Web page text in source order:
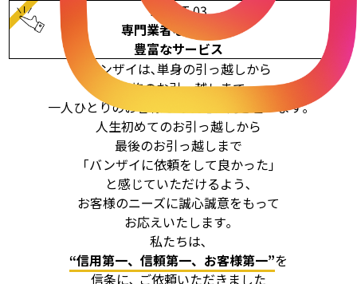
POINT 03
専門業者ならではの
豊富なサービス
バンザイは､単身の引っ越しから
ご家族のお引っ越しまで､
一人ひとりのお客様と｢真摯｣に向き合います｡
人生初めてのお引っ越しから
最後のお引っ越しまで
｢バンザイに依頼をして良かった｣
と感じていただけるよう､
お客様のニーズに誠心誠意をもって
お応えいたします｡
私たちは､
“信用第一、信頼第一、お客様第一”を
信条に､ ご依頼いただきました